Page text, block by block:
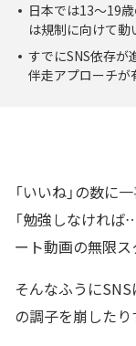
日本では13～19
は規制に向けて動
すでにSNS依存が
伴走アプローチが
「いいね」の数に
「勉強しなけれ
ート動画の無限ス
そんなふうに
の調子を崩したり